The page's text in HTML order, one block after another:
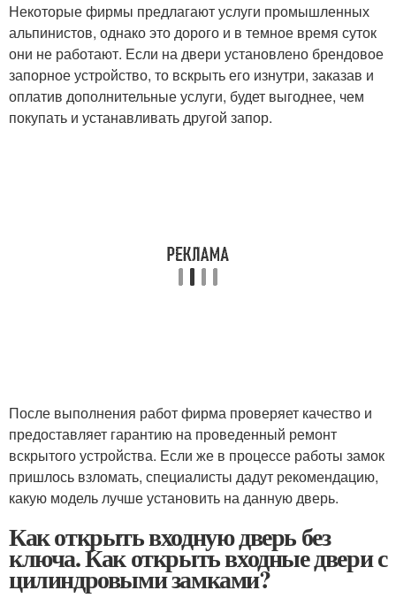
Некоторые фирмы предлагают услуги промышленных
альпинистов, однако это дорого и в темное время суток
они не работают. Если на двери установлено брендовое
запорное устройство, то вскрыть его изнутри, заказав и
оплатив дополнительные услуги, будет выгоднее, чем
покупать и устанавливать другой запор.
После выполнения работ фирма проверяет качество и
предоставляет гарантию на проведенный ремонт
вскрытого устройства. Если же в процессе работы замок
пришлось взломать, специалисты дадут рекомендацию,
какую модель лучше установить на данную дверь.
Как открыть входную дверь без
ключа. Как открыть входные двери с
цилиндровыми замками?